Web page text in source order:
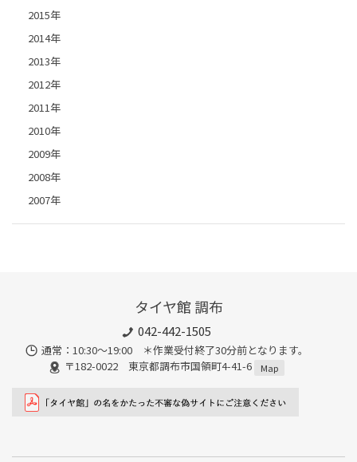
2015年
2014年
2013年
2012年
2011年
2010年
2009年
2008年
2007年
タイヤ館 調布
042-442-1505
通常：10:30～19:00 ＊作業受付終了30分前となります。
〒182-0022 東京都調布市国領町4-41-6
Map